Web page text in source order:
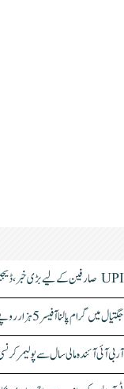
UPI صارفین کے لیے بڑی خبر، ڈیجیٹل ادائیگی پہلے کی طرح مفت رہے گی
جگتیال میں گرام پالنا آفیسر 5 ہزار روپے رشوت لیتے ہوئے گرفتار
آر بی آئی آئندہ مالی سال سے پولیمر